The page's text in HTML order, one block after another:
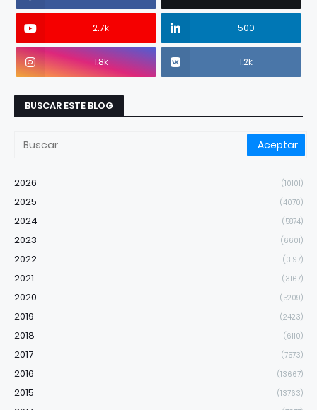
2.7k 500
1.8k 1.2k
BUSCAR ESTE BLOG
2026 (10101)
2025 (4070)
2024 (5874)
2023 (6601)
2022 (3197)
2021 (3167)
2020 (5209)
2019 (2423)
2018 (6110)
2017 (7573)
2016 (13667)
2015 (13763)